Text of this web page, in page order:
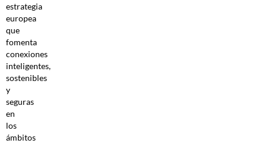
estrategia
europea
que
fomenta
conexiones
inteligentes,
sostenibles
y
seguras
en
los
ámbitos